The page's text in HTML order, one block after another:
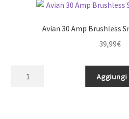
Avian 30 Amp Brushless
39,99€